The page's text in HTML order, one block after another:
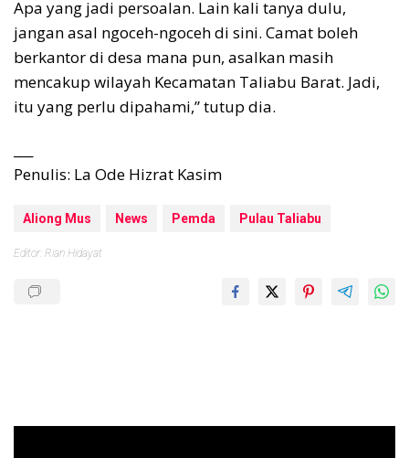
Apa yang jadi persoalan. Lain kali tanya dulu,
jangan asal ngoceh-ngoceh di sini. Camat boleh
berkantor di desa mana pun, asalkan masih
mencakup wilayah Kecamatan Taliabu Barat. Jadi,
itu yang perlu dipahami,” tutup dia.
Penulis: La Ode Hizrat Kasim
Aliong Mus News Pemda Pulau Taliabu
Editor: Rian Hidayat